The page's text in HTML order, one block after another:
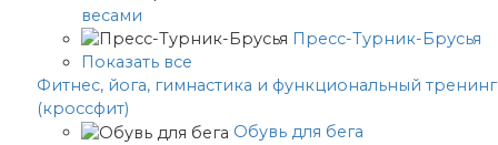
весами
Пресс-Турник-Брусья
Показать все
Фитнес, йога, гимнастика и функциональный тренинг
(кроссфит)
Обувь для бега